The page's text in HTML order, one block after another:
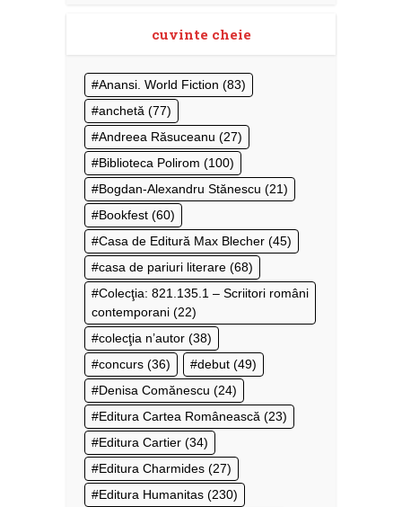
cuvinte cheie
Anansi. World Fiction (83)
anchetă (77)
Andreea Răsuceanu (27)
Biblioteca Polirom (100)
Bogdan-Alexandru Stănescu (21)
Bookfest (60)
Casa de Editură Max Blecher (45)
casa de pariuri literare (68)
Colecţia: 821.135.1 – Scriitori români
contemporani (22)
colecţia n’autor (38)
concurs (36) debut (49)
Denisa Comănescu (24)
Editura Cartea Românească (23)
Editura Cartier (34)
Editura Charmides (27)
Editura Humanitas (230)